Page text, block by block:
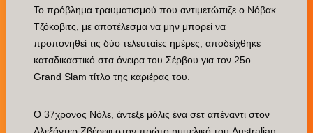
Το πρόβλημα τραυματισμού που αντιμετώπιζε ο Νόβακ
Τζόκοβιτς, με αποτέλεσμα να μην μπορεί να
προπονηθεί τις δύο τελευταίες ημέρες, αποδείχθηκε
καταδικαστικό στα όνειρα του Σέρβου για τον 25ο
Grand Slam τίτλο της καριέρας του.
Ο 37χρονος Νόλε, άντεξε μόλις ένα σετ απέναντι στον
Αλεξάντερ Ζβέρεφ στον πρώτο ημιτελικό του Australian